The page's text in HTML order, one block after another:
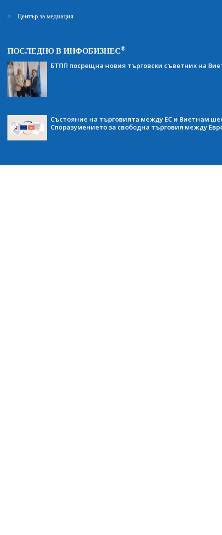
Център за медиация
ПОСЛЕДНО В ИНФОБИЗНЕС®
БТПП посрещна новия търговски съветник на
Състояние на търговията между ЕС и Виетнам
Споразумението за свободна търговия между